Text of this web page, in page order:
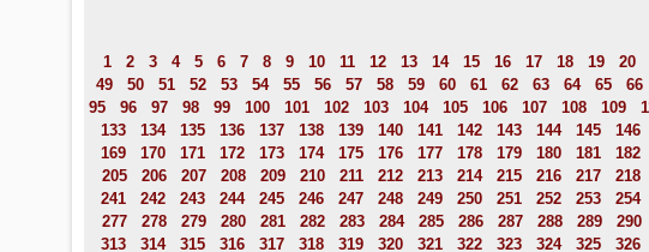
1 2 3 4 5 6 7 8 9 10 11 12 13 14 15 16 17 18 19 20
49
50 51 52 53 54 55 56 57 58 59 60 61 62 63 64 65 66
95
96 97 98 99 100 101 102 103 104 105 106 107 108 109
133
134 135 136 137 138 139 140 141 142 143 144 145 146
169
170 171 172 173 174 175 176 177 178 179 180 181 182
205
206 207 208 209 210 211 212 213 214 215 216 217 218
241
242 243 244 245 246 247 248 249 250 251 252 253 254
277
278 279 280 281 282 283 284 285 286 287 288 289 290
313
314 315 316 317 318 319 320 321 322 323 324 325 326